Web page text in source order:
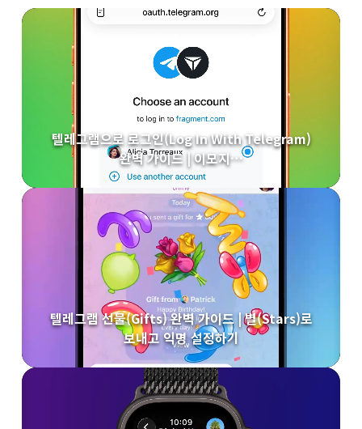
텔레그램으로 로그인(Log In With Telegram)
완벽 가이드 | 이모지…
텔레그램 선물(Gifts) 완벽 가이드 | 별(Stars)로
보내고 익명 설정하기